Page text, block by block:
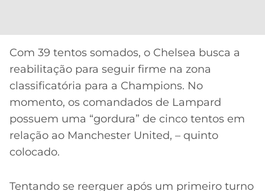
Com 39 tentos somados, o Chelsea busca a
reabilitação para seguir firme na zona
classificatória para a Champions. No
momento, os comandados de Lampard
possuem uma “gordura” de cinco tentos em
relação ao Manchester United, – quinto
colocado.
Tentando se reerguer após um primeiro turno